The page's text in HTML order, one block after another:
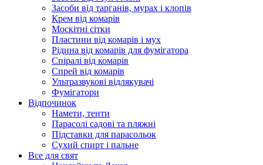
Засоби від тарганів, мурах і клопів
Крем від комарів
Москітні сітки
Пластини від комарів і мух
Рідина від комарів для фумігатора
Спіралі від комарів
Спрей від комарів
Ультразвукові відлякувачі
Фумігатори
Відпочинок
Намети, тенти
Парасолі садові та пляжні
Підставки для парасольок
Сухий спирт і пальне
Все для свят